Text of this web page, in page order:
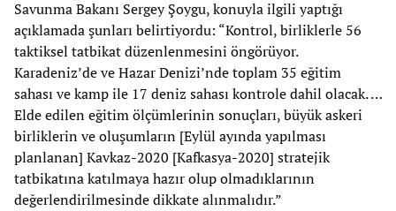
Savunma Bakanı Sergey Şoygu, konuyla ilgili yaptığı
açıklamada şunları belirtiyordu: “Kontrol, birliklerle 56
taktiksel tatbikat düzenlenmesini öngörüyor.
Karadeniz’de ve Hazar Denizi’nde toplam 35 eğitim
sahası ve kamp ile 17 deniz sahası kontrole dahil olacak. …
Elde edilen eğitim ölçümlerinin sonuçları, büyük askeri
birliklerin ve oluşumların [Eylül ayında yapılması
planlanan] Kavkaz-2020 [Kafkasya-2020] stratejik
tatbikatına katılmaya hazır olup olmadıklarının
değerlendirilmesinde dikkate alınmalıdır.”